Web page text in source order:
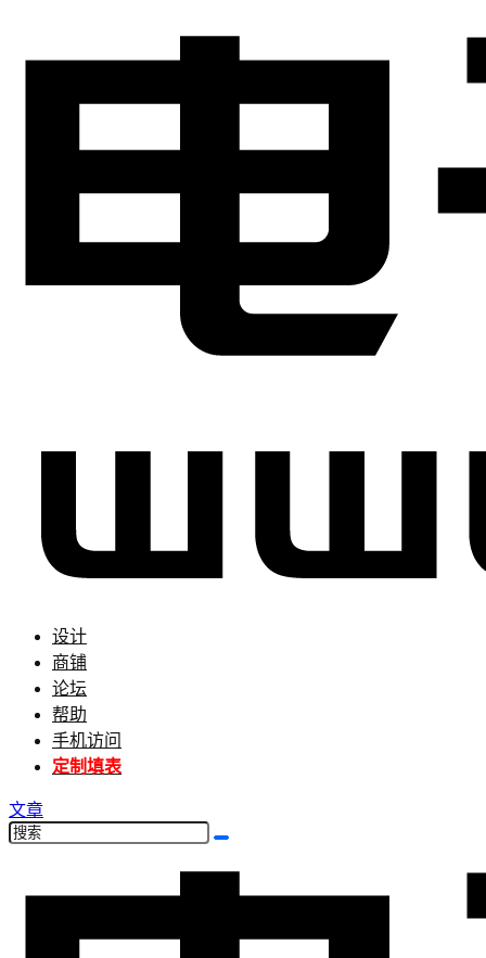
设计
商铺
论坛
帮助
手机访问
定制填表
文章